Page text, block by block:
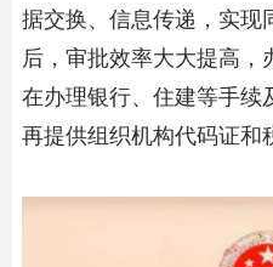
据交换、信息传递，实现
后，审批效率大大提高
在办理银行、住建等手
再提供组织机构代码证和